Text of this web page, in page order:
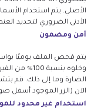
الأصلي. يتم استخدام
الأدنى الضروري لتحديد
آمن ومضمون
وخلوه بنسبة
الضارة وما إلى ذلك. قم
الآن (الزر الموجود أسفل
استخدام غير محدود